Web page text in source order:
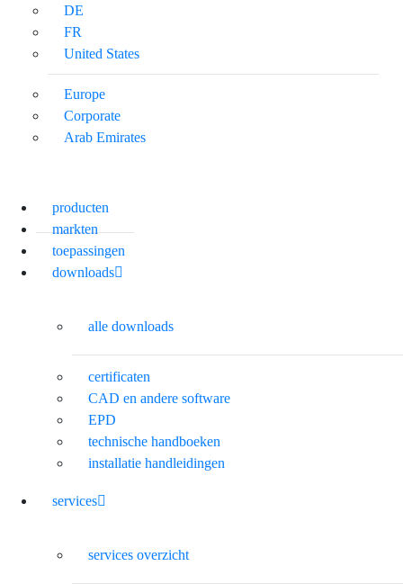
DE
FR
United States
Europe
Corporate
Arab Emirates
producten
markten
toepassingen
downloads
alle downloads
certificaten
CAD en andere software
EPD
technische handboeken
installatie handleidingen
services
services overzicht